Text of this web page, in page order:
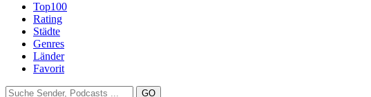
Top100
Rating
Städte
Genres
Länder
Favorit
GO